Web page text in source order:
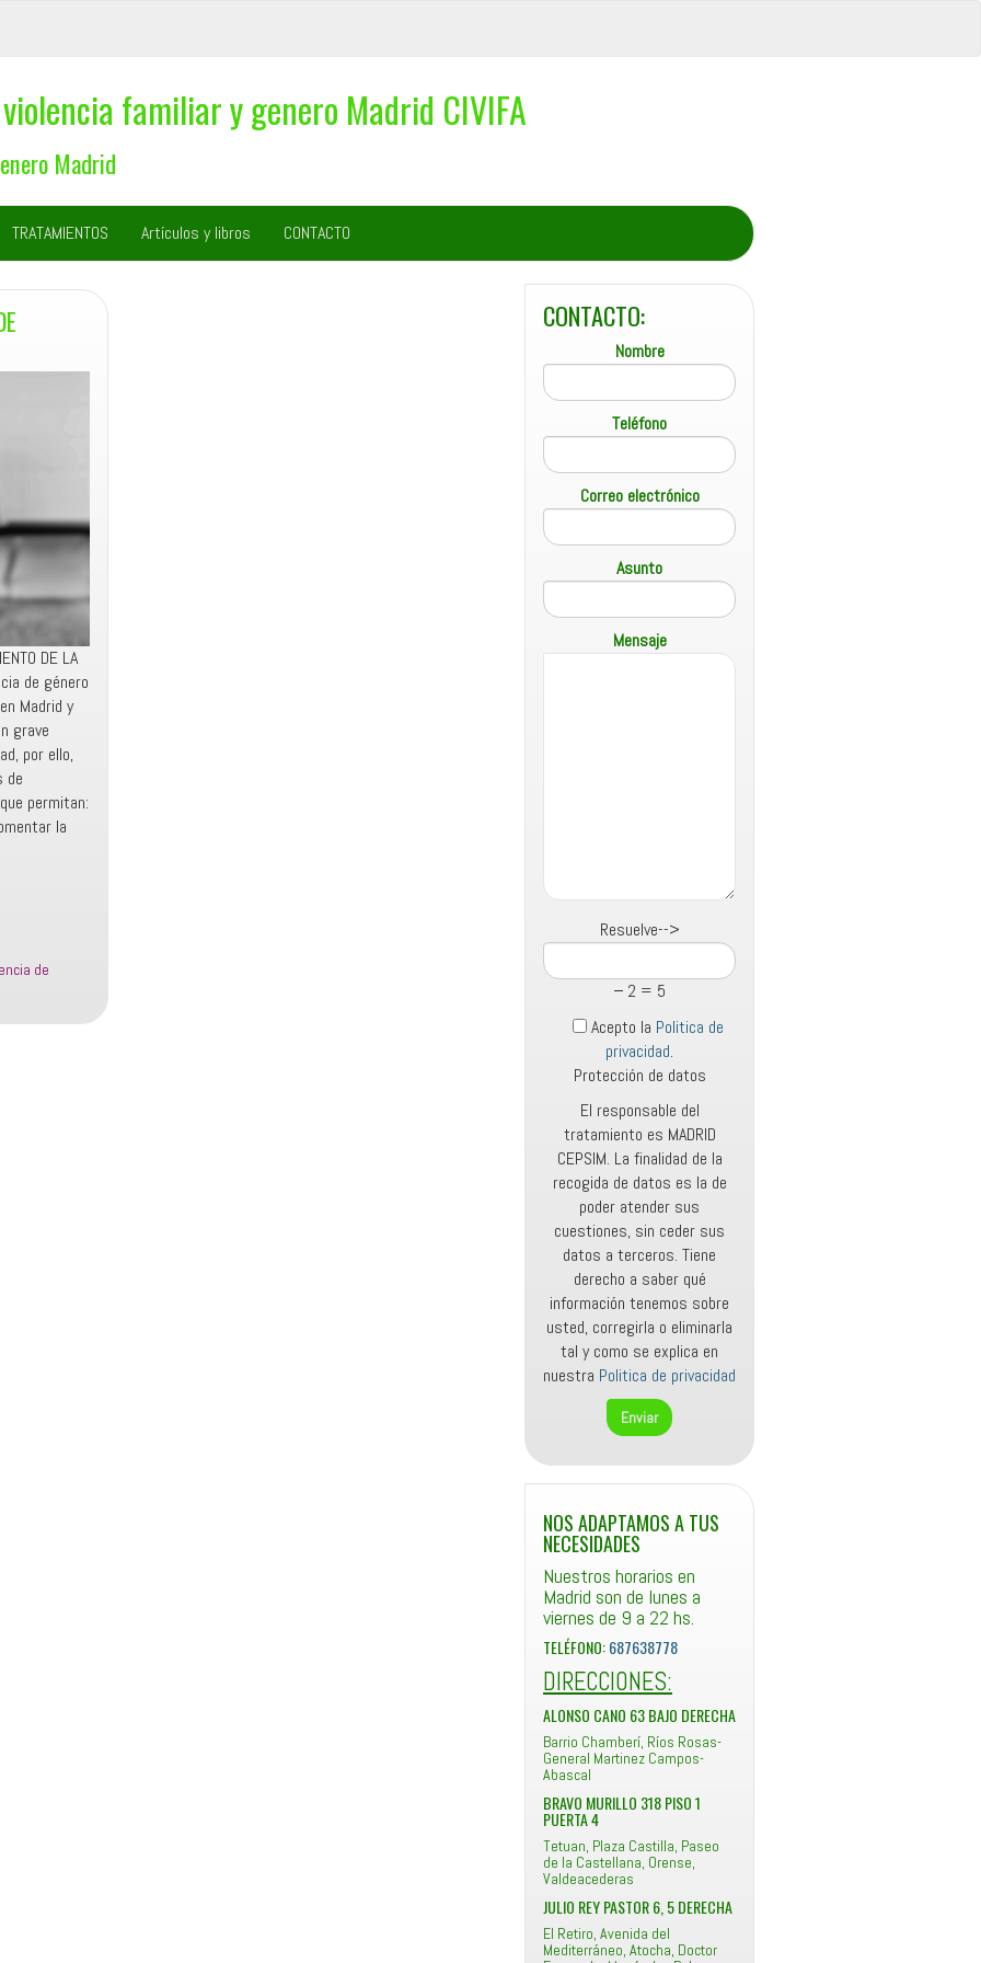
familiar y genero Madrid CIVIFA
Madrid
TRATAMIENTOS Artículos y libros CONTACTO
DE LA
de género
Madrid y
grave
por ello,
de
permitan:
la
de
CONTACTO:
Nombre
Teléfono
Correo electrónico
Asunto
Mensaje
Resuelve-->
− 2 = 5
Acepto la Politica de
privacidad.
Protección de datos
El responsable del
tratamiento es MADRID
CEPSIM. La finalidad de la
recogida de datos es la de
poder atender sus
cuestiones, sin ceder sus
datos a terceros. Tiene
derecho a saber qué
información tenemos sobre
usted, corregirla o eliminarla
tal y como se explica en
nuestra Politica de privacidad
NOS ADAPTAMOS A TUS
NECESIDADES
Nuestros horarios en
Madrid son de lunes a
viernes de 9 a 22 hs.
TELÉFONO:687638778
DIRECCIONES:
ALONSO CANO 63 BAJO DERECHA
Barrio Chamberí, Ríos Rosas-
General Martinez Campos-
Abascal
BRAVO MURILLO 318 PISO 1
PUERTA 4
Tetuan, Plaza Castilla, Paseo
de la Castellana, Orense,
Valdeacederas
JULIO REY PASTOR 6, 5 DERECHA
El Retiro, Avenida del
Mediterráneo, Atocha, Doctor